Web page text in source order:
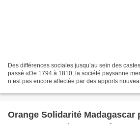
Des différences sociales jusqu’au sein des
passé «De 1794 à 1810, la société paysanne
n’est pas encore affectée par des apports
Orange Solidarité Madagascar